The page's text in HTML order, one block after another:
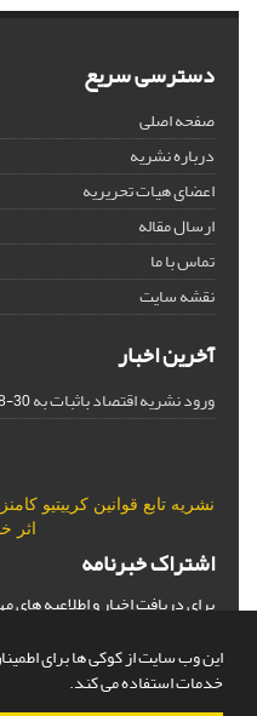
این وب سایت از کوکی ها برای
خدمات استفاده می کند.
دسترسی سریع
صفحه اصلی
درباره نشریه
اعضای هیات تحریریه
ارسال مقاله
تماس با ما
نقشه سایت
آخرین اخبار
ورود نشریه اقتصاد باثبات به ECONLIT30
نشریه تابع قوانینکرییتیو کامنز
اثر
اشتراک خبرنامه
برای دریافت اخبار و اطلاعیه